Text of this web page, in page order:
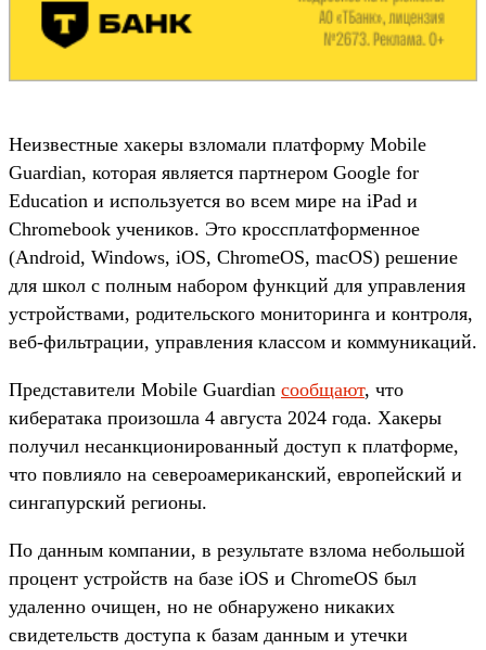
Неизвестные хакеры взломали платформу Mobile
Guardian, которая является партнером Google for
Education и используется во всем мире на iPad и
Chromebook учеников. Это кроссплатформенное
(Android, Windows, iOS, ChromeOS, macOS) решение
для школ с полным набором функций для управления
устройствами, родительского мониторинга и контроля,
веб-фильтрации, управления классом и коммуникаций.
Представители Mobile Guardian сообщают, что
кибератака произошла 4 августа 2024 года. Хакеры
получил несанкционированный доступ к платформе,
что повлияло на североамериканский, европейский и
сингапурский регионы.
По данным компании, в результате взлома небольшой
процент устройств на базе iOS и ChromeOS был
удаленно очищен, но не обнаружено никаких
свидетельств доступа к базам данным и утечки